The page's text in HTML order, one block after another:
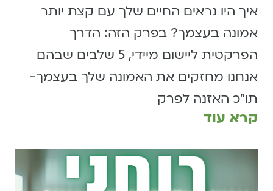
איך היו נראים החיים שלך עם קצת יותר
אמונה בעצמך? בפרק הזה: הדרך
הפרקטית ליישום מיידי, 5 שלבים שבהם
אנחנו מחזקים את האמונה שלך בעצמך-
תו״כ האזנה לפרק
קרא עוד